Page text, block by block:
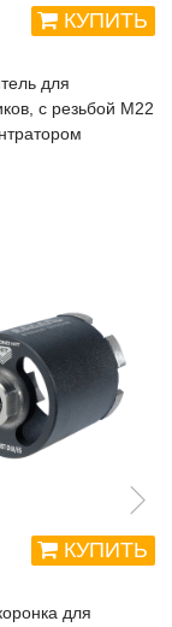
КУПИТЬ
для
с резьбой M22
КУПИТЬ
для